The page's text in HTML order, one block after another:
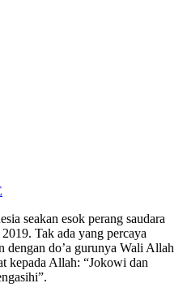
seakan esok perang saudara
Tak ada yang percaya
dengan do’a gurunya Wali Allah
kepada Allah: “Jokowi dan